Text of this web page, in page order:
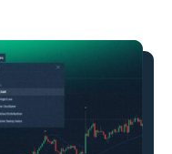
– Cách Trader